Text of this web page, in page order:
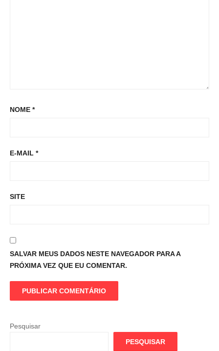
NOME *
E-MAIL *
SITE
SALVAR MEUS DADOS NESTE NAVEGADOR PARA A
PRÓXIMA VEZ QUE EU COMENTAR.
Pesquisar
PESQUISAR